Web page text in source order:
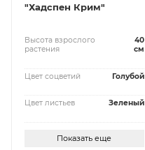
"Хадспен Крим"
Высота взрослого
растения
40
см
Цвет соцветий Голубой
Цвет листьев Зеленый
Показать еще